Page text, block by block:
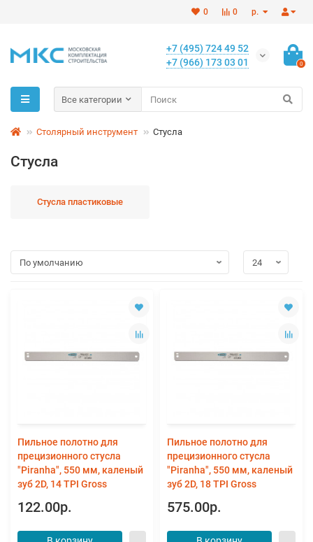
р.
0
0
+7 (495) 724 49 52
+7 (966) 173 03 01
0
Все категории
Столярный инструмент Стусла
Стусла
Стусла пластиковые
Пильное полотно для
прецизионного стусла
"Piranha", 550 мм, каленый
зуб 2D, 14 TPI Gross
122.00р.
Пильное полотно для
прецизионного стусла
"Piranha", 550 мм, каленый
зуб 2D, 18 TPI Gross
575.00р.